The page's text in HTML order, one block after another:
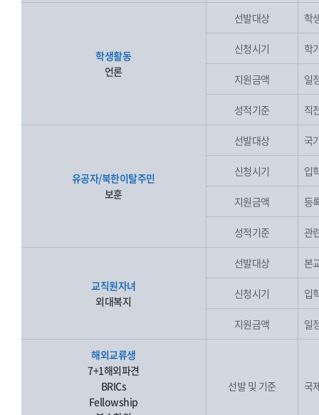
학생활동
언론
선발대상 학
신청시기 학
지원금액 일
성적기준 직
유공자/북한이탈주민
보훈
선발대상 국
신청시기 입
지원금액 등
성적기준 관
교직원자녀
외대복지
선발대상 본
신청시기 입
지원금액 일
해외교류생
7+1해외파견
BRICs
Fellowship
선발 및 기준 국